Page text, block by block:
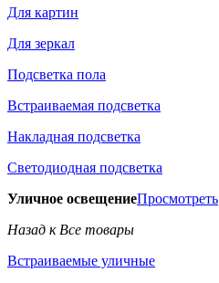
Для картин
Для зеркал
Подсветка пола
Встраиваемая подсветка
Накладная подсветка
Светодиодная подсветка
Уличное освещениеПросмотреть
Назад к Все товары
Встраиваемые уличные